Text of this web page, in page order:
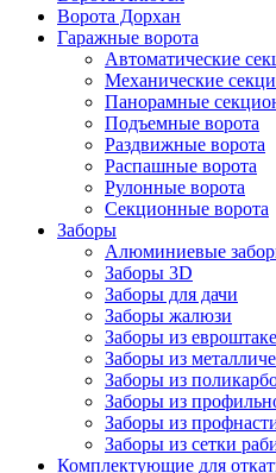
Ворота Дорхан
Гаражные ворота
Автоматические
Механические
Панорамные
Подъемные ворота
Раздвижные ворота
Распашные ворота
Рулонные ворота
Секционные ворота
Заборы
Алюминиевые
Заборы 3D
Заборы для дачи
Заборы жалюзи
Заборы из
Заборы из
Заборы из
Заборы из
Заборы из
Заборы из сетки
Комплектующие для